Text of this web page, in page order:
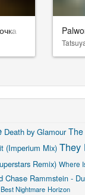
Death by Glamour
(Imperium Mix) They
Remix) Where
Chase Rammstein -
Nightmare Horizon